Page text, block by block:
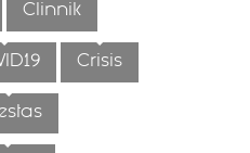
Clinnik
Crisis